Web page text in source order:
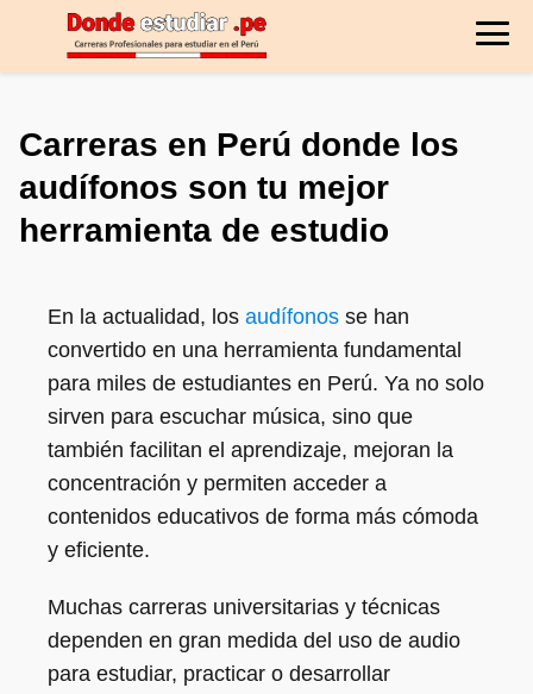
Carreras en Perú donde los
audífonos son tu mejor
herramienta de estudio
En la actualidad, los audífonos se han
convertido en una herramienta fundamental
para miles de estudiantes en Perú. Ya no solo
sirven para escuchar música, sino que
también facilitan el aprendizaje, mejoran la
concentración y permiten acceder a
contenidos educativos de forma más cómoda
y eficiente.
Muchas carreras universitarias y técnicas
dependen en gran medida del uso de audio
para estudiar, practicar o desarrollar